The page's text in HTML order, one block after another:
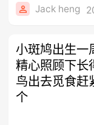
Jack heng
小斑鸠出生一
精心照顾下长
鸟出去觅食赶
个